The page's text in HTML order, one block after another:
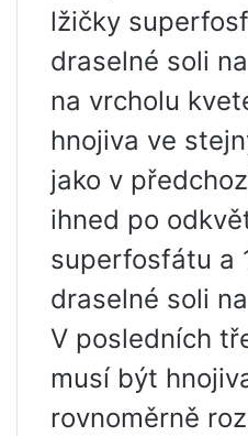
lžičky
draselné soli
na vrcholu
hnojiva ve
jako v
ihned po
superfosfátu a
draselné soli
V posledních
musí být
rovnoměrně